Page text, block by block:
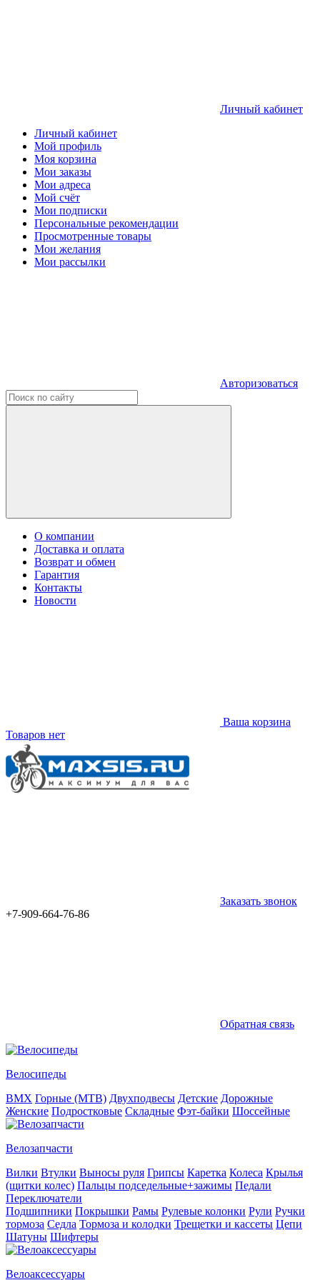
Личный кабинет
Личный кабинет
Мой профиль
Моя корзина
Мои заказы
Мои адреса
Мой счёт
Мои подписки
Персональные рекомендации
Просмотренные товары
Мои желания
Мои рассылки
Авторизоваться
О компании
Доставка и оплата
Возврат и обмен
Гарантия
Контакты
Новости
Ваша корзина
Товаров нет
Заказать звонок
+7-909-664-76-86
Обратная связь
Велосипеды
BMX Горные (MTB) Двухподвесы Детские Дорожные
Женские Подростковые Складные Фэт-байки Шоссейные
Велозапчасти
Вилки Втулки Выносы руля Грипсы Каретка Колеса Крылья
(щитки колес) Пальцы подседельные+зажимы Педали
Переключатели
Подшипники Покрышки Рамы Рулевые колонки Рули Ручки
тормоза Седла Тормоза и колодки Трещетки и кассеты Цепи
Шатуны Шифтеры
Велоаксессуары